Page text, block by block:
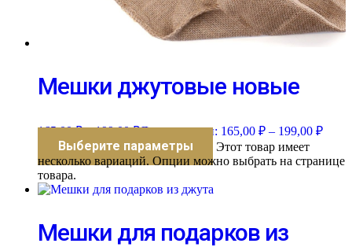
Мешки джутовые новые
165,00₽ – 199,00₽Диапазон цен: 165,00 ₽ – 199,00 ₽
Выберите параметры
Этот товар имеет
несколько вариаций. Опции можно выбрать на странице
товара.
Мешки для подарков из